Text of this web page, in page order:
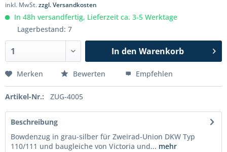
inkl. MwSt.zzgl. Versandkosten
In 48h versandfertig, Lieferzeit ca. 3-5 Werktage
Lagerbestand: 7
In den Warenkorb
Merken Bewerten Empfehlen
Artikel-Nr.: ZUG-4005
Beschreibung
Bowdenzug in grau-silber für Zweirad-Union DKW Typ
110/111 und baugleiche von Victoria und... mehr